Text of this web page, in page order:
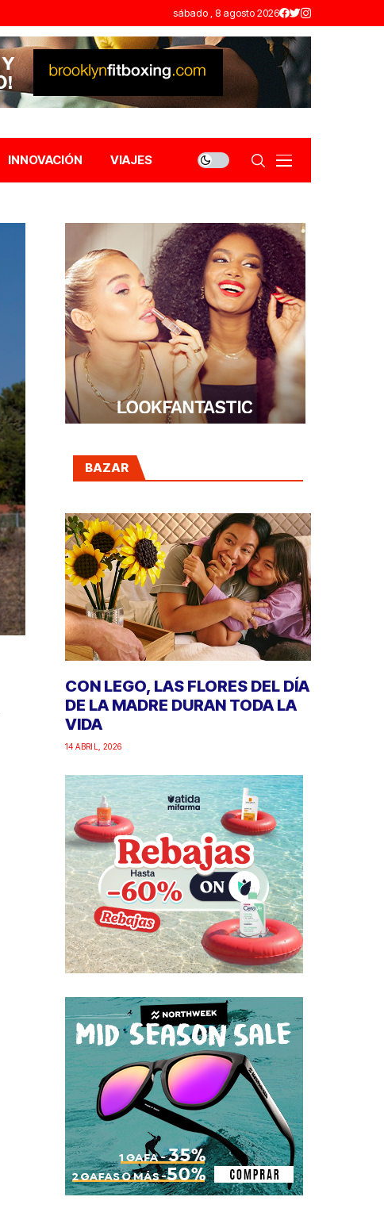
sábado , 8 agosto 2026
INNOVACIÓN VIAJES
BAZAR
CON LEGO, LAS FLORES DEL DÍA
DE LA MADRE DURAN TODA LA
VIDA
14 ABRIL, 2026